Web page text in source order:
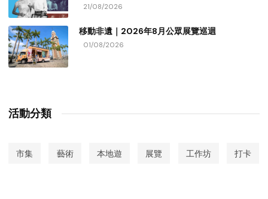
21/08/2026
移動非遺｜2026年8月公眾展覽巡迴
01/08/2026
活動分類
市集 藝術 本地遊 展覽 工作坊 打卡